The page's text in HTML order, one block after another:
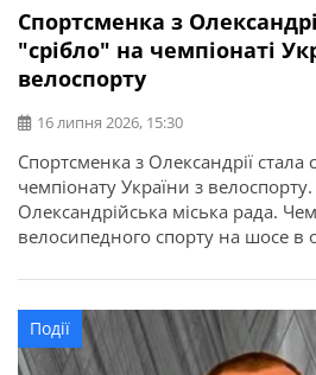
Спортсменка з
"срібло" на чемпіонаті
велоспорту
16 липня 2026, 15:30
Спортсменка з Олександрії
чемпіонату України з
Олександрійська міська рада.
велосипедного спорту на шосе в
Найсильніші спортсмени з
змагалися за звання чемпіонів
гонці на час та групових
представила вихованка
Події